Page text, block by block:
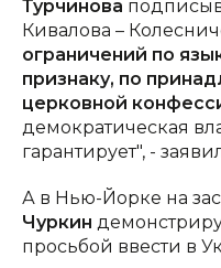
Турчинова
Кивалова –
ограничений по
признаку, по
церковной
демократическая
гарантирует", -
А в Нью-Йорке на
Чуркин
просьбой ввести в